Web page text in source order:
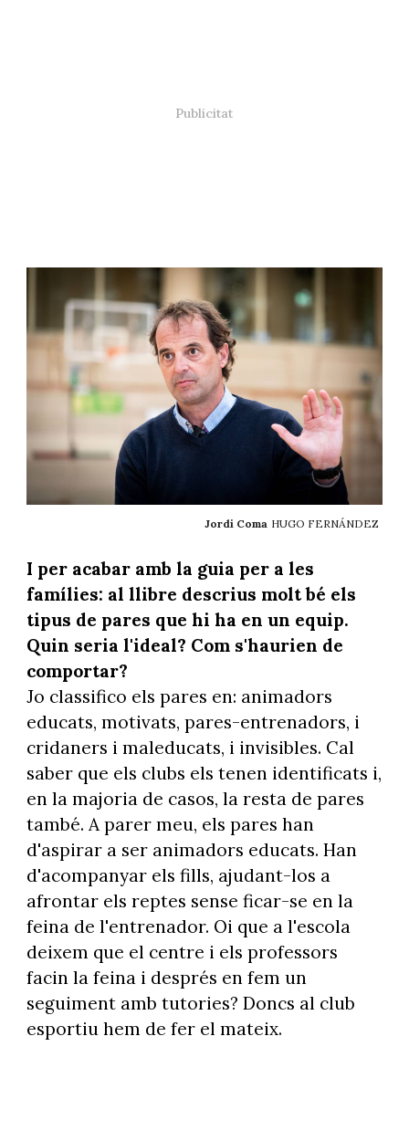
Jordi Coma HUGO FERNÁNDEZ
I per acabar amb la guia per a les
famílies: al llibre descrius molt bé els
tipus de pares que hi ha en un equip.
Quin seria l'ideal? Com s'haurien de
comportar?
Jo classifico els pares en: animadors
educats, motivats, pares-entrenadors, i
cridaners i maleducats, i invisibles. Cal
saber que els clubs els tenen identificats i,
en la majoria de casos, la resta de pares
també. A parer meu, els pares han
d'aspirar a ser animadors educats. Han
d'acompanyar els fills, ajudant-los a
afrontar els reptes sense ficar-se en la
feina de l'entrenador. Oi que a l'escola
deixem que el centre i els professors
facin la feina i després en fem un
seguiment amb tutories? Doncs al club
esportiu hem de fer el mateix.